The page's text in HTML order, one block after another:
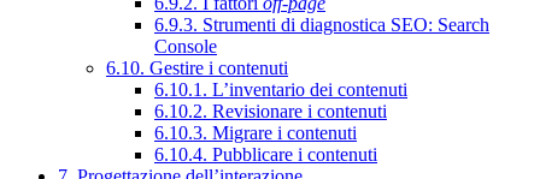
6.9.3. Strumenti di diagnostica SEO: Search
Console
6.10. Gestire i contenuti
6.10.1. L’inventario dei contenuti
6.10.2. Revisionare i contenuti
6.10.3. Migrare i contenuti
6.10.4. Pubblicare i contenuti